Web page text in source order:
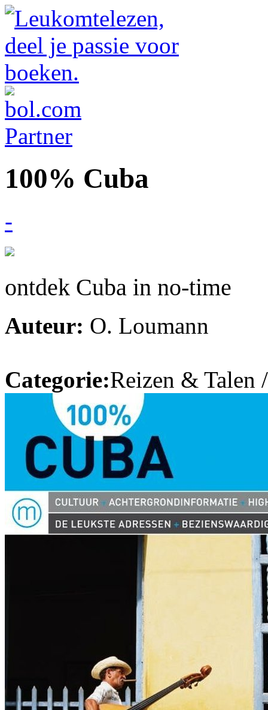
100% Cuba
-
ontdek Cuba in no-time
Auteur: O. Loumann
Categorie:Reizen & Talen